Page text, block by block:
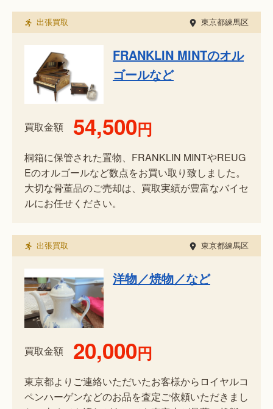
出張買取 東京都練馬区
FRANKLIN MINTのオル
ゴールなど
買取金額 54,500円
桐箱に保管された置物、FRANKLIN MINTやREUG
Eのオルゴールなど数点をお買い取り致しました。
大切な骨董品のご売却は、買取実績が豊富なバイセ
ルにお任せください。
出張買取 東京都練馬区
洋物／焼物／など
買取金額 20,000円
東京都よりご連絡いただいたお客様からロイヤルコ
ペンハーゲンなどのお品を査定ご依頼いただきまし